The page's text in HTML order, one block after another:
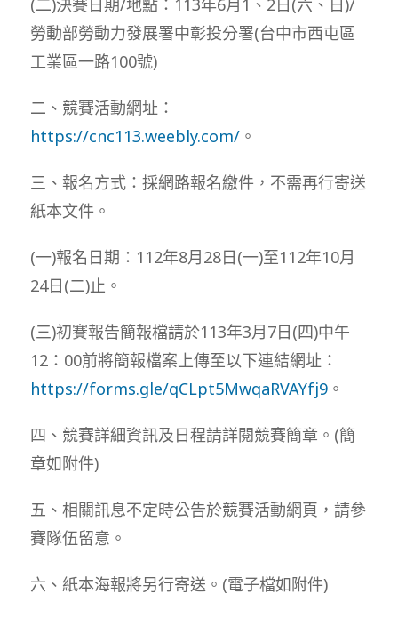
勞動部勞動力發展署中彰投分署(台中市西屯區
工業區一路100號)
二、競賽活動網址：
https://cnc113.weebly.com/。
三、報名方式：採網路報名繳件，不需再行寄送
紙本文件。
(一)報名日期：112年8月28日(一)至112年10月
24日(二)止。
(三)初賽報告簡報檔請於113年3月7日(四)中午
12：00前將簡報檔案上傳至以下連結網址：
https://forms.gle/qCLpt5MwqaRVAYfj9。
四、競賽詳細資訊及日程請詳閱競賽簡章。(簡
章如附件)
五、相關訊息不定時公告於競賽活動網頁，請參
賽隊伍留意。
六、紙本海報將另行寄送。(電子檔如附件)